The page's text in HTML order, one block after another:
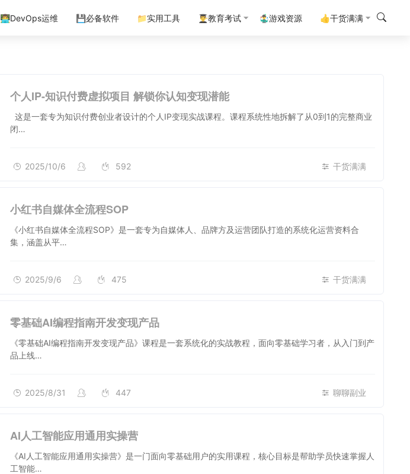
👨‍💻DevOps运维 💾必备软件 📁实用工具 👨‍🎓教育考试 🤹‍♂️游戏资源 👍干货满满
个人IP-知识付费虚拟项目 解锁你认知变现潜能
这是一套专为知识付费创业者设计的个人IP变现实战课程。课程系统性地拆解了从0到1的完整商业
闭…
干货满满
2025/10/6 592
小红书自媒体全流程SOP
《小红书自媒体全流程SOP》是一套专为自媒体人、品牌方及运营团队打造的系统化运营资料合
集，涵盖从平…
干货满满
2025/9/6 475
零基础AI编程指南开发变现产品
《零基础AI编程指南开发变现产品》课程是一套系统化的实战教程，面向零基础学习者，从入门到产
品上线…
聊聊副业
2025/8/31 447
AI人工智能应用通用实操营
《AI人工智能应用通用实操营》是一门面向零基础用户的实用课程，核心目标是帮助学员快速掌握人
工智能…